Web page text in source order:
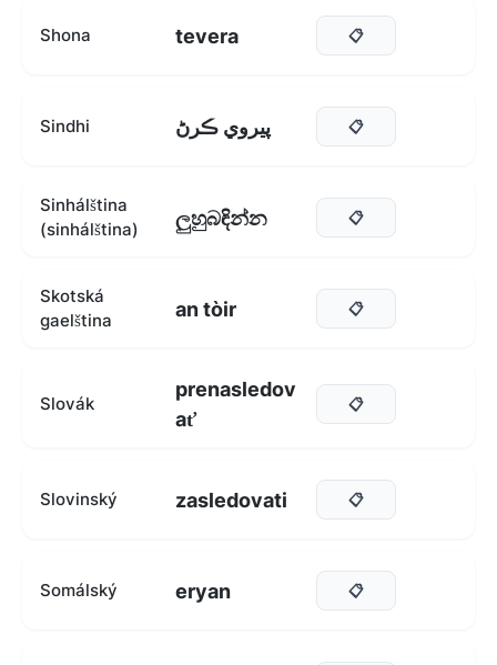
Shona tevera 📋
Sindhi پيروي ڪرڻ 📋
Sinhálština
(sinhálština)
ලුහුබඳින්න 📋
Skotská
gaelština
an tòir 📋
Slovák
prenasledov
ať
📋
Slovinský zasledovati 📋
Somálský eryan 📋